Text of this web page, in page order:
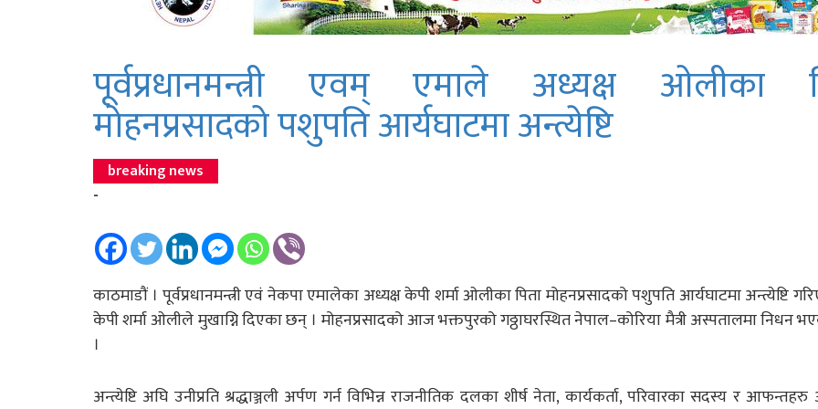
पूर्वप्रधानमन्त्री एवम् एमाले अध्यक्ष ओलीका
मोहनप्रसादको पशुपति आर्यघाटमा अन्त्येष्टि
breaking news
-
काठमाडौं । पूर्वप्रधानमन्त्री एवं नेकपा एमालेका अध्यक्ष केपी शर्मा ओलीका पिता मोहनप्रसादको पशुपति आर्यघाटमा अन्त्येष्टि
केपी शर्मा ओलीले मुखाग्नि दिएका छन् । मोहनप्रसादको आज भक्तपुरको गठ्ठाघरस्थित नेपाल–कोरिया मैत्री अस्पतालमा निधन
।
अन्त्येष्टि अघि उनीप्रति श्रद्धाञ्जली अर्पण गर्न विभिन्न राजनीतिक दलका शीर्ष नेता, कार्यकर्ता, परिवारका सदस्य र